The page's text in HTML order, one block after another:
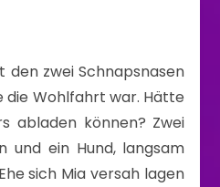
zwei Schnapsnasen
die Wohlfahrt war. Hätte
abladen können? Zwei
und ein Hund, langsam
sich Mia versah lagen